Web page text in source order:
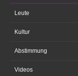
Leute
Kultur
Abstimmung
Videos